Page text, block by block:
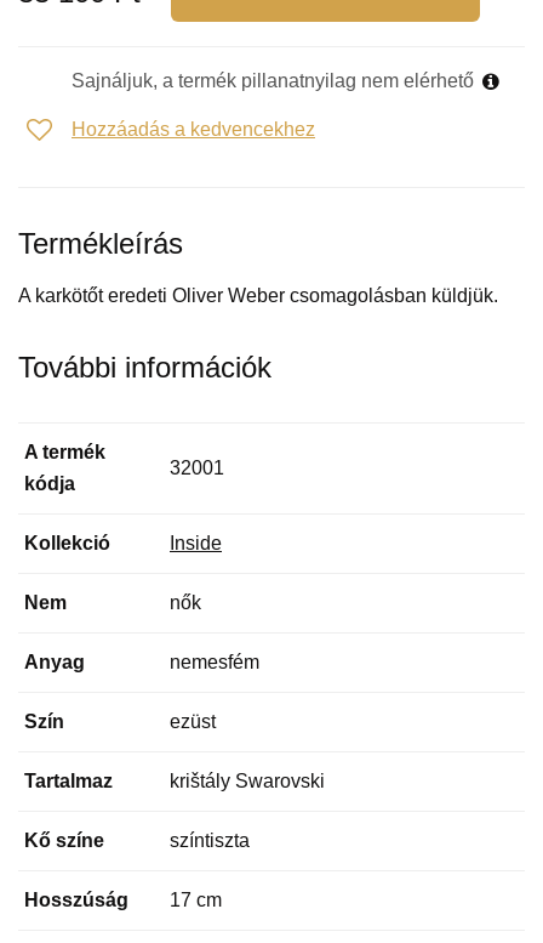
Sajnáljuk, a termék pillanatnyilag nem elérhető
Hozzáadás a kedvencekhez
Termékleírás
A karkötőt eredeti Oliver Weber csomagolásban küldjük.
További információk
A termék
kódja
32001
Kollekció Inside
Nem nők
Anyag nemesfém
Szín ezüst
Tartalmaz krištály Swarovski
Kő színe színtiszta
Hosszúság 17 cm